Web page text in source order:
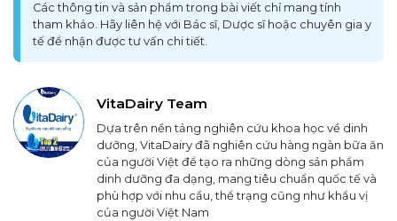
Các thông tin và sản phẩm trong bài viết chỉ mang tính
tham khảo. Hãy liên hệ với Bác sĩ, Dược sĩ hoặc chuyên gia y
tế để nhận được tư vấn chi tiết.
VitaDairy Team
Dựa trên nền tảng nghiên cứu khoa học về dinh
dưỡng, VitaDairy đã nghiên cứu hàng ngàn bữa ăn
của người Việt để tạo ra những dòng sản phẩm
dinh dưỡng đa dạng, mang tiêu chuẩn quốc tế và
phù hợp với nhu cầu, thể trạng cũng như khẩu vị
của người Việt Nam